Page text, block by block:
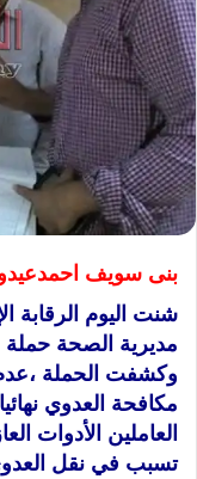
بنى سويف
شنت اليوم الرقابة
مديرية الصحة
وكشفت الحملة
مكافحة العدوي
العاملين الأدوات
تسبب في نقل